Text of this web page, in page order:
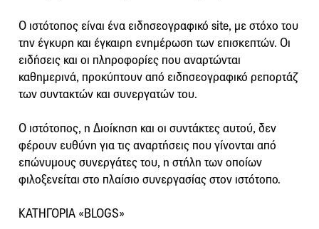
Ο ιστότοπος είναι ένα ειδησεογραφικό site, με στόχο του
την έγκυρη και έγκαιρη ενημέρωση των επισκεπτών. Οι
ειδήσεις και οι πληροφορίες που αναρτώνται
καθημερινά, προκύπτουν από ειδησεογραφικό ρεπορτάζ
των συντακτών και συνεργατών του.
Ο ιστότοπος, η Διοίκηση και οι συντάκτες αυτού, δεν
φέρουν ευθύνη για τις αναρτήσεις που γίνονται από
επώνυμους συνεργάτες του, η στήλη των οποίων
φιλοξενείται στο πλαίσιο συνεργασίας στον ιστότοπο.
ΚΑΤΗΓΟΡΙΑ «BLOGS»